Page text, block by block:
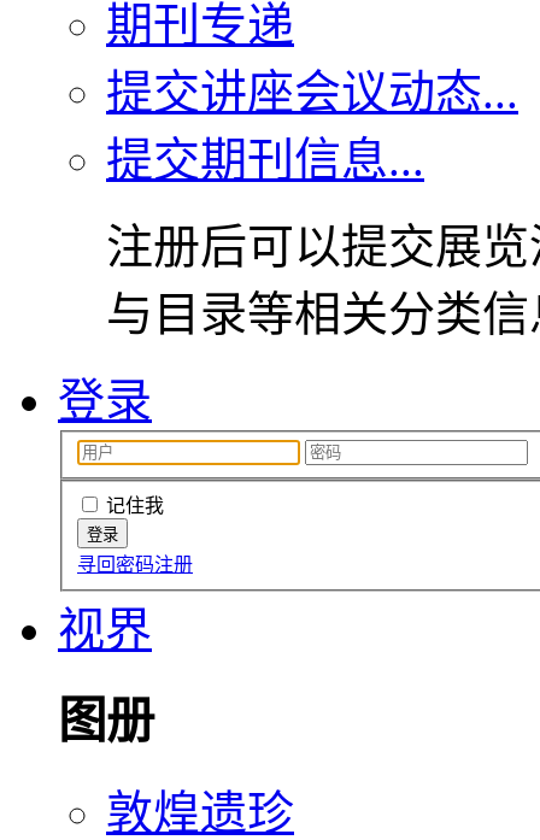
期刊专递
提交讲座会议动态...
提交期刊信息...
注册后可以提交展
与目录等相关分类
登录
记住我
寻回密码注册
视界
图册
敦煌遗珍